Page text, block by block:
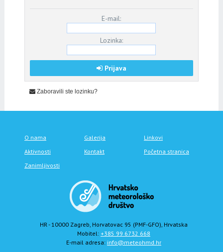
E-mail:
Lozinka:
Prijava
Zaboravili ste lozinku?
O nama Galerija
Linkovi
Aktivnosti
Kontakt
Početna stranica
Zanimljivosti
HR - 10000 Zagreb, Horvatovac 95 (PMF-GFO), Hrvatska
Mobitel: +385 99 6732 668
E-mail adresa: info@meteohmd.hr